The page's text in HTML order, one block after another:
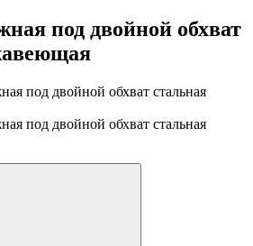
под двойной обхват